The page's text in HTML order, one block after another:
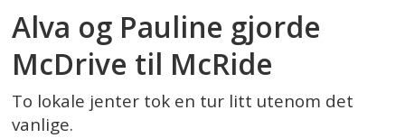
Alva og Pauline gjorde
McDrive til McRide
To lokale jenter tok en tur litt utenom det
vanlige.